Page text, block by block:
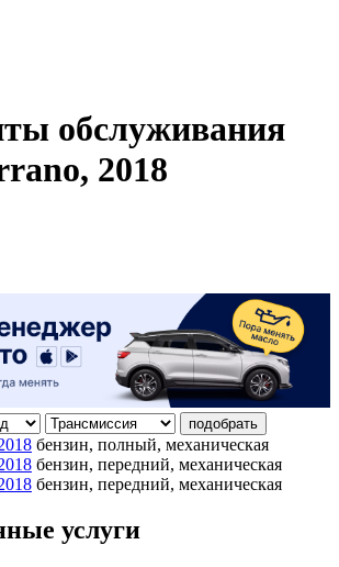
обслуживания
2018
подобрать
бензин, полный, механическая
бензин, передний, механическая
бензин, передний, механическая
услуги